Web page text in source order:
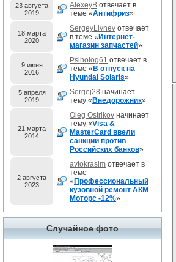
23 августа
2019
AlexeyB отвечает в
теме «Антифриз»
18 марта
2020
SergeyLivnev отвечает
в теме « Интернет-
магазин запчастей»
9 июня
2016
Psiholog61 отвечает в
теме « В отпуск на
Hyundai Solaris»
5 апреля
2019
Sergej28 начинает
тему « Внедорожник»
21 марта
2014
Oleg Ostrikov начинает
тему «Visa &
MasterCard ввели
санкции против
Российских банков»
2 августа
2023
avtokrasim отвечает в
теме
« Профессиональный
кузовной ремонт АКМ
Моторс -12%»
Случайное фото